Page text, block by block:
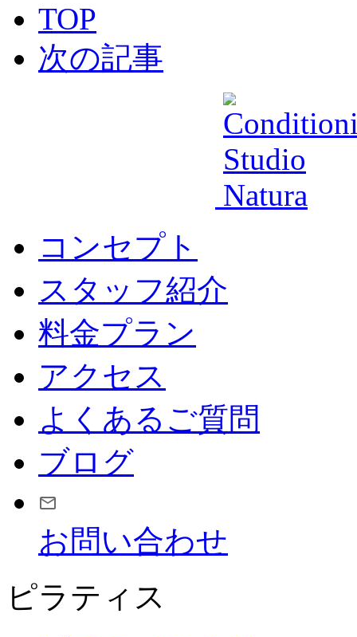
TOP
次の記事
コンセプト
スタッフ紹介
料金プラン
アクセス
よくあるご質問
ブログ
お問い合わせ
ピラティス